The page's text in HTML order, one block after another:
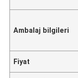
Ambalaj bilgileri
Fiyat